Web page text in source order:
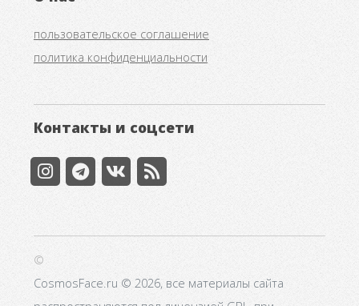
пользовательское соглашение
политика конфиденциальности
Контакты и соцсети
©
CosmosFace.ru © 2026, все материалы сайта